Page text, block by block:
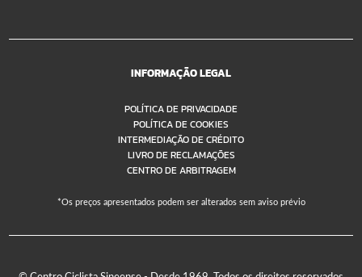
INFORMAÇÃO LEGAL
POLÍTICA DE PRIVACIDADE
POLÍTICA DE COOKIES
INTERMEDIAÇÃO DE CRÉDITO
LIVRO DE RECLAMAÇÕES
CENTRO DE ARBITRAGEM
*Os preços apresentados podem ser alterados sem aviso prévio